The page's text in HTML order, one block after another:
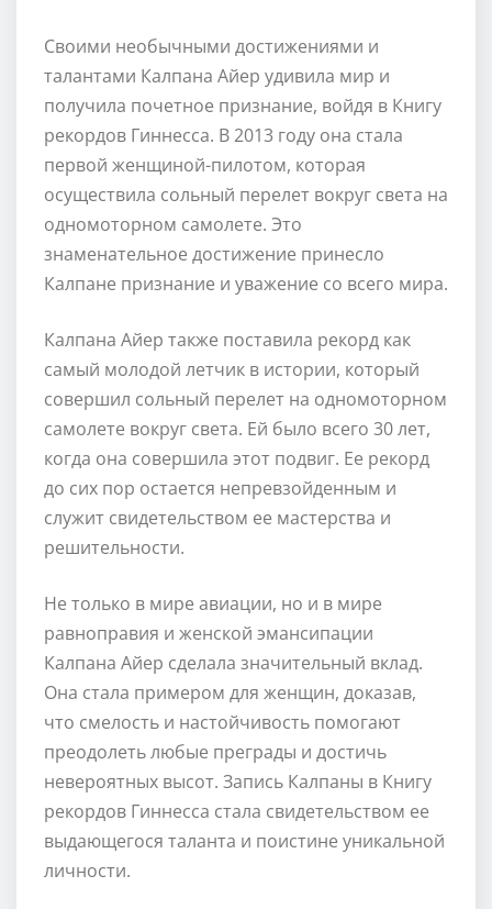
Своими необычными достижениями и
талантами Калпана Айер удивила мир и
получила почетное признание, войдя в Книгу
рекордов Гиннесса. В 2013 году она стала
первой женщиной-пилотом, которая
осуществила сольный перелет вокруг света на
одномоторном самолете. Это
знаменательное достижение принесло
Калпане признание и уважение со всего мира.
Калпана Айер также поставила рекорд как
самый молодой летчик в истории, который
совершил сольный перелет на одномоторном
самолете вокруг света. Ей было всего 30 лет,
когда она совершила этот подвиг. Ее рекорд
до сих пор остается непревзойденным и
служит свидетельством ее мастерства и
решительности.
Не только в мире авиации, но и в мире
равноправия и женской эмансипации
Калпана Айер сделала значительный вклад.
Она стала примером для женщин, доказав,
что смелость и настойчивость помогают
преодолеть любые преграды и достичь
невероятных высот. Запись Калпаны в Книгу
рекордов Гиннесса стала свидетельством ее
выдающегося таланта и поистине уникальной
личности.